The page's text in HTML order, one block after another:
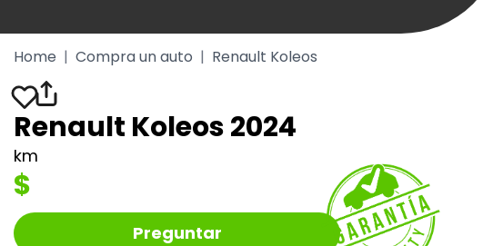
Home | Compra un auto | Renault Koleos
Renault Koleos 2024
km
$
Preguntar